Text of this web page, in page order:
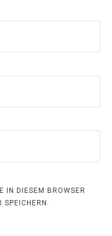
IN DIESEM BROWSER
SPEICHERN.